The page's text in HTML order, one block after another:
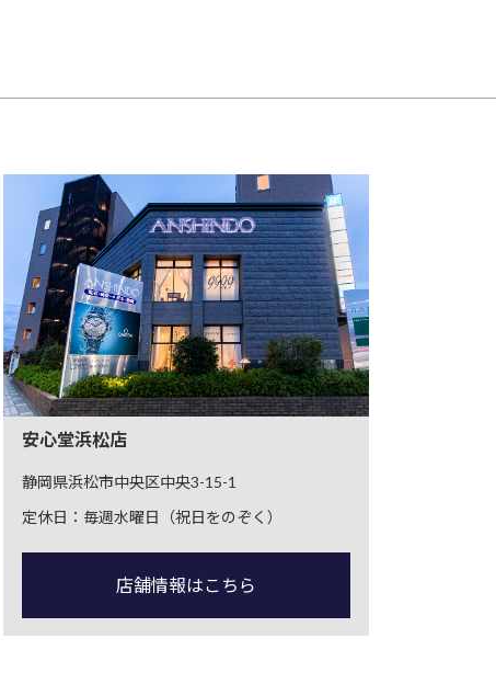
安心堂浜松店
静岡県浜松市中央区中央3-15-1
定休日：毎週水曜日（祝日をのぞく）
店舗情報はこちら